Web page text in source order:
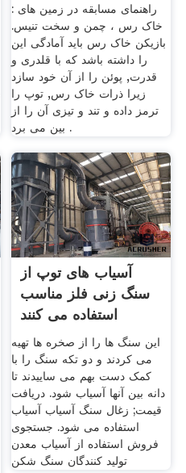
: راهنمای مسابقه در زمین های
خاک رس ، چمن و سخت تنیس.
بازیکن خاک رس باید آمادگی این
را داشته باشد که با قلدری و
قدرت, پوئن را از آن خود سازد
زیرا ذرات خاک رس, توپ را
ترمز داده و تند و تیزی آن را از
بین می برد .
آسیاب های توپ از
سنگ زنی فلز مناسب
استفاده می کنند
این سنگ ها را از صخره ها تهیه
می کردند و دو تکه سنگ را با
کمک دست بهم می ساییدند تا
دانه بین آنها آسیاب شود. دریافت
قیمت; زغال سنگ آسیاب آسیاب
استفاده می شود. جستجوی
فروش استفاده از آسیاب معدن
تولید کنندگان سنگ شکن